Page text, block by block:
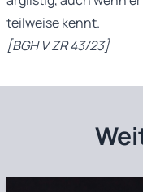
teilweise kennt.
[BGH V ZR 43/23]